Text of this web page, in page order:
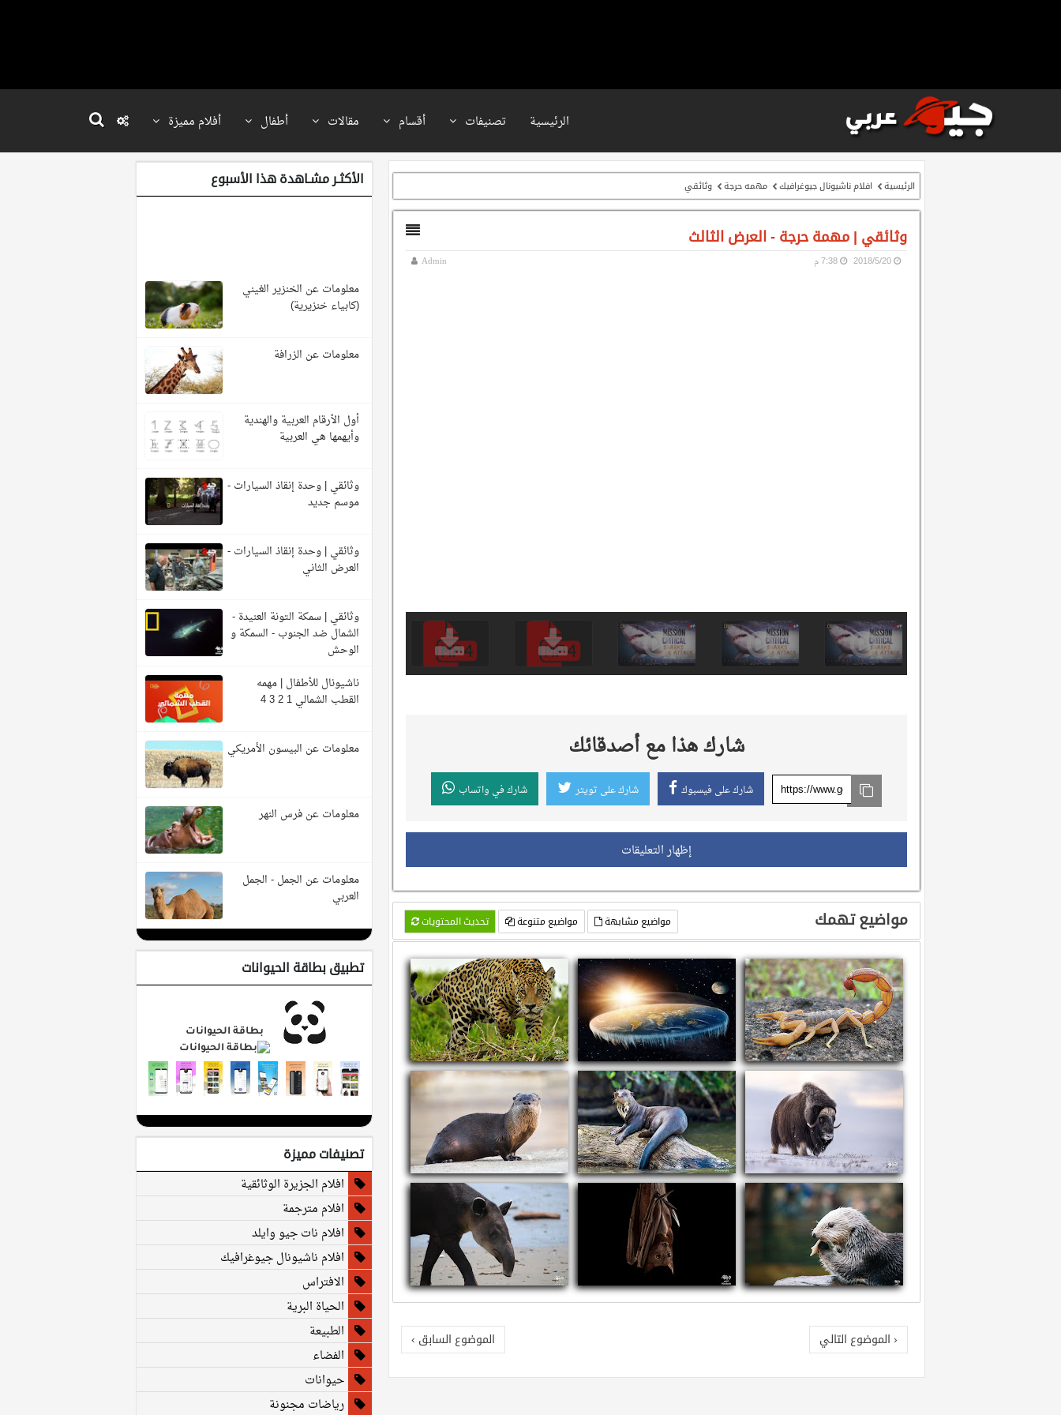
الرئيسية تصنيفات أقسام مقالات أطفال أفلام مميزة
الرئيسية افلام ناشيونال جيوغرافيك مهمه حرجة وثائقي
وثائقي | مهمة حرجة - العرض الثالث
Admin 20‏/5‏/2018 7:38 م
شارك هذا مع أصدقائك
شارك على فيسبوك شارك على تويتر شارك في واتساب
إظهار التعليقات
مواضيع تهمك تحديث المحتويات مواضيع متنوعة مواضيع مشابهة
سم العقارب ماذا لو كانت الأرض مسطحة! معلومات عن الجاغوار - النمر الأمريكي
معلومات عن ثور المسك معلومات عن القضاعة العملاقة معلومات عن قضاعة الأنهار الشمالية
‹ الموضوع التالي الموضوع السابق ›
الأكثـر مشـاهدة هذا الأسبوع
معلومات عن الخنزير الغيني
(كابياء خنزيرية)
معلومات عن الزرافة
أول الأرقام العربية والهندية
وأيهمها هي العربية
وثائقي | وحدة إنقاذ السيارات -
موسم جديد
وثائقي | وحدة إنقاذ السيارات -
العرض الثاني
وثائقي | سمكة التونة العنيدة -
الشمال ضد الجنوب - السمكة و
الوحش
ناشيونال للأطفال | مهمه
القطب الشمالي 1 2 3 4
معلومات عن البيسون الأمريكي
معلومات عن فرس النهر
معلومات عن الجمل - الجمل
العربي
تطبيق بطاقة الحيوانات
بطاقة الحيوانات
تصنيفات مميزة
افلام الجزيرة الوثائقية
افلام مترجمة
افلام نات جيو وايلد
افلام ناشيونال جيوغرافيك
الافتراس
الحياة البرية
الطبيعة
الفضاء
حيوانات
رياضات مجنونة